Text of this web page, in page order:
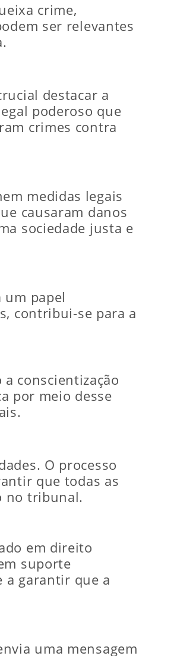
crime,
ser relevantes
destacar a
poderoso que
crimes contra
medidas legais
causaram danos
sociedade justa e
papel
contribui-se para a
conscientização
por meio desse
O processo
que todas as
no tribunal.
em direito
suporte
a garantir que a
uma mensagem